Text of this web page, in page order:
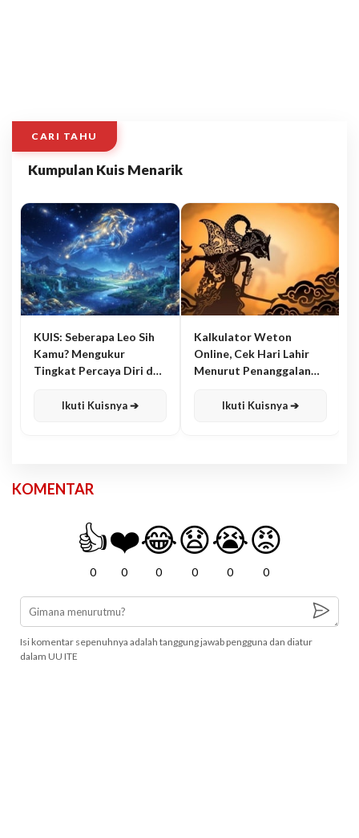
CARI TAHU
Kumpulan Kuis Menarik
KUIS: Seberapa Leo Sih
Kamu? Mengukur
Tingkat Percaya Diri dan
Ikuti Kuisnya ➔
Kalkulator Weton
Online, Cek Hari Lahir
Menurut Penanggalan
Ikuti Kuisnya ➔
KOMENTAR
👍
0
❤️
0
😂
0
😧
0
😭
0
😡
0
Isi komentar sepenuhnya adalah tanggung jawab pengguna dan diatur
dalam UU ITE